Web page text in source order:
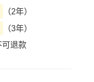
（2年）
（3年）
可退款